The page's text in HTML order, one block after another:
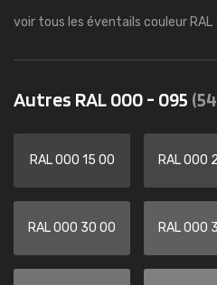
voir tous les éventails couleur RAL
Autres RAL 000 - 095
RAL 000 15 00 RAL 000
RAL 000 30 00 RAL 000